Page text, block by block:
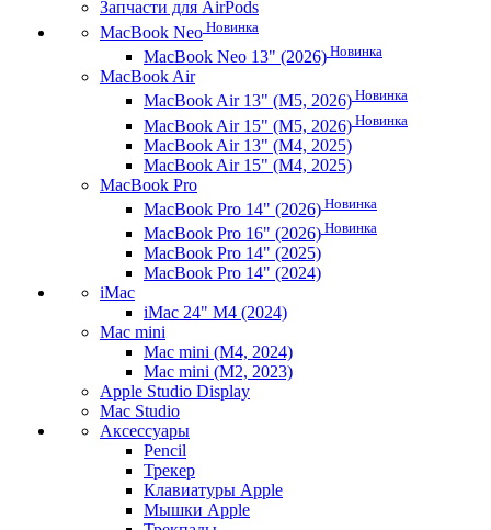
Запчасти для AirPods
MacBook Neo Новинка
MacBook Neo 13" (2026) Новинка
MacBook Air
MacBook Air 13" (M5, 2026) Новинка
MacBook Air 15" (M5, 2026) Новинка
MacBook Air 13" (M4, 2025)
MacBook Air 15" (M4, 2025)
MacBook Pro
MacBook Pro 14" (2026) Новинка
MacBook Pro 16" (2026) Новинка
MacBook Pro 14" (2025)
MacBook Pro 14" (2024)
iMac
iMac 24" M4 (2024)
Mac mini
Mac mini (M4, 2024)
Mac mini (M2, 2023)
Apple Studio Display
Mac Studio
Аксессуары
Pencil
Трекер
Клавиатуры Apple
Мышки Apple